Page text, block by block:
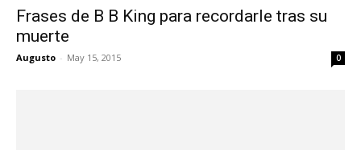
Frases de B B King para recordarle tras su
muerte
Augusto - May 15, 2015 0